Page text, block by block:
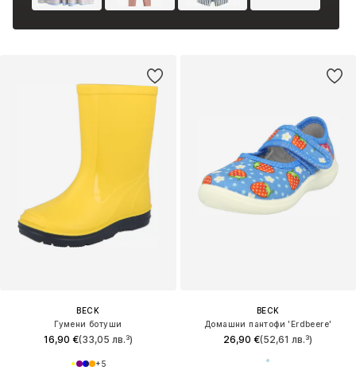
BECK
Гумени ботуши
16,90 €(33,05 лв.³)
+5
BECK
Домашни пантофи 'Erdbeere'
26,90 €(52,61 лв.³)